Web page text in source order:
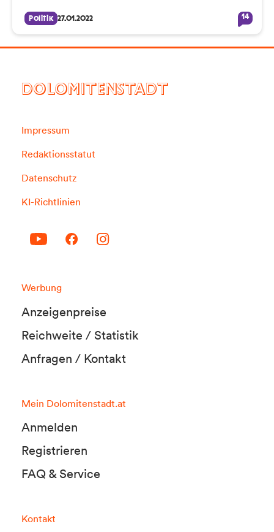
Politik 27.01.2022 14
DOLOMITENSTADT
Impressum
Redaktionsstatut
Datenschutz
KI-Richtlinien
Werbung
Anzeigenpreise
Reichweite / Statistik
Anfragen / Kontakt
Mein Dolomitenstadt.at
Anmelden
Registrieren
FAQ & Service
Kontakt